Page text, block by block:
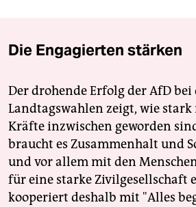
Die Engagierten stärken
Der drohende Erfolg der AfD
Landtagswahlen zeigt, wie
Kräfte inzwischen geworden
braucht es Zusammenhalt und
und vor allem mit den
für eine starke Zivilgesellschaft
kooperiert deshalb mit "Alles